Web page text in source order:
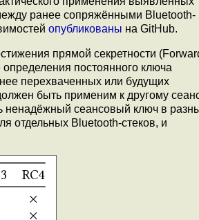
ранее сопряжёнными Bluetooth-
опубликованы на GitHub.
прямой секретности
постоянного ключа
перехваченных или будущих
быть применим к другому
ненадёжный сеансовый ключ в
отдельных Bluetooth-стеков, и